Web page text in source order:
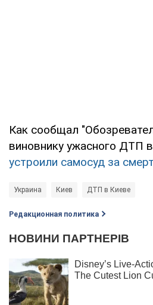
Как сообщал
виновнику ужасного ДТП
устроили самосуд за
Украина Киев ДТП в Киеве
Редакционная политика